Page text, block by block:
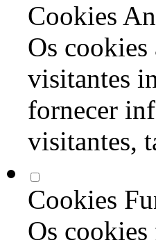
Cookies
Os cookies
visitantes
fornecer
visitantes,
Cookies
Os